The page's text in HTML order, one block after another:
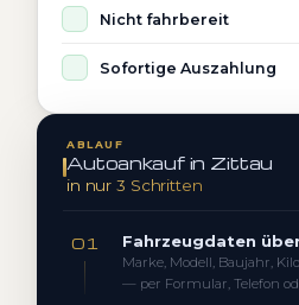
Nicht fahrbereit
Sofortige Auszahlung
ABLAUF
Autoankauf in Zittau
in nur 3 Schritten
01 Fahrzeugdaten
Marke, Modell, Baujahr,
— per Formular, Telefon